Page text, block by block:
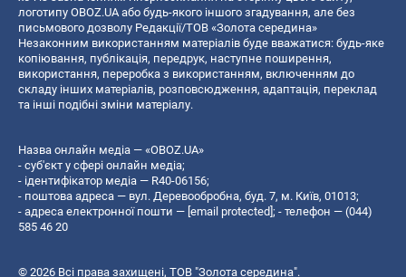
логотипу OBOZ.UA або будь-якого іншого згадування, але без
письмового дозволу Редакції/ТОВ «Золота середина»
Незаконним використанням матеріалів буде вважатися: будь-яке
копiювання, публiкацiя, передрук, наступне поширення,
використання, переробка з використанням, включенням до
складу інших матеріалів, розповсюдження, адаптація, переклад
та інші подібні зміни матеріалу.
Назва онлайн медіа — «OBOZ.UA»
- суб'єкт у сфері онлайн медіа;
- ідентифікатор медіа — R40-06156;
- поштова адреса — вул. Деревообробна, буд. 7, м. Київ, 01013;
- адреса електронної пошти — [email protected] ; - телефон — (044)
585 46 20
© 2026 Всі права захищені, ТОВ "Золота середина".